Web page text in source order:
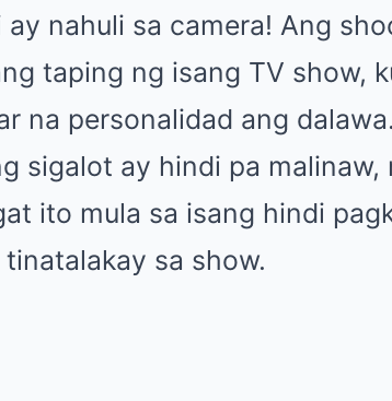
nahuli sa camera! Ang
taping ng isang TV show,
na personalidad ang
sigalot ay hindi pa
ito mula sa isang hindi
sa show.